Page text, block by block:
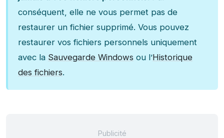
conséquent, elle ne vous permet pas de
restaurer un fichier supprimé. Vous pouvez
restaurer vos fichiers personnels uniquement
avec la Sauvegarde Windows ou l’Historique
des fichiers.